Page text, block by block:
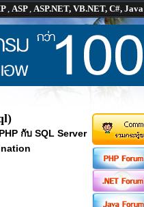
, ASP, ASP.NET, VB.NET, C#, Java
PHP กับ SQL Server